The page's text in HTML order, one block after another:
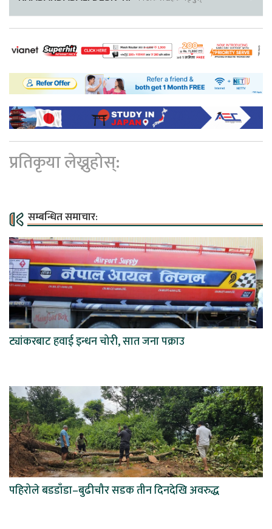
प्रतिकृया लेख्नुहोस्:
सम्बन्धित समाचार:
ट्यांकरबाट हवाई इन्धन चोरी, सात जना पक्राउ
पहिरोले बडडाँडा–बुढीचौर सडक तीन दिनदेखि अवरुद्ध